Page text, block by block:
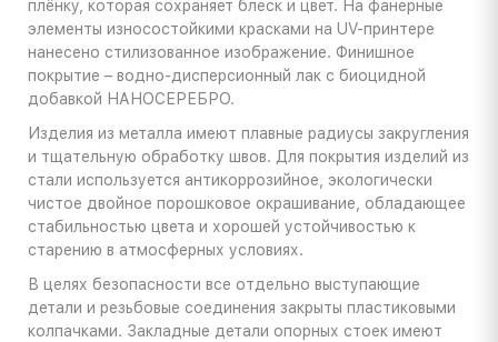
плёнку, которая сохраняет блеск и цвет. На фанерные
элементы износостойкими красками на UV-принтере
нанесено стилизованное изображение. Финишное
покрытие – водно-дисперсионный лак с биоцидной
добавкой НАНОСЕРЕБРО.
Изделия из металла имеют плавные радиусы закругления
и тщательную обработку швов. Для покрытия изделий из
стали используется антикоррозийное, экологически
чистое двойное порошковое окрашивание, обладающее
стабильностью цвета и хорошей устойчивостью к
старению в атмосферных условиях.
В целях безопасности все отдельно выступающие
детали и резьбовые соединения закрыты пластиковыми
колпачками. Закладные детали опорных стоек имеют